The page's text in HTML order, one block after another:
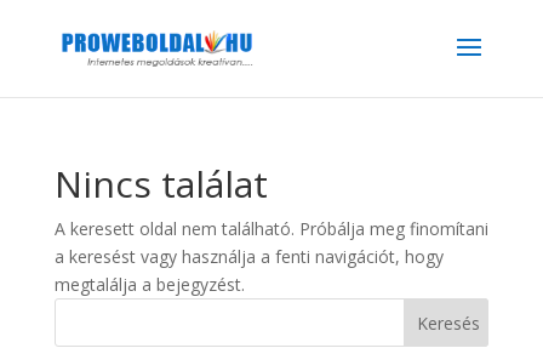
Nincs találat
A keresett oldal nem található. Próbálja meg finomítani
a keresést vagy használja a fenti navigációt, hogy
megtalálja a bejegyzést.